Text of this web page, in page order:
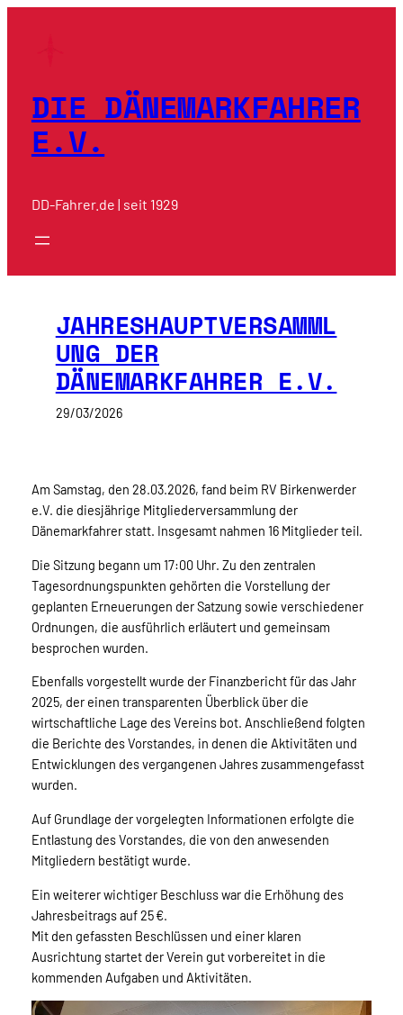
DIE DÄNEMARKFAHRER
E.V.
DD-Fahrer.de | seit 1929
JAHRESHAUPTVERSAMML
UNG DER
DÄNEMARKFAHRER E.V.
29/03/2026
Am Samstag, den 28.03.2026, fand beim RV Birkenwerder
e.V. die diesjährige Mitgliederversammlung der
Dänemarkfahrer statt. Insgesamt nahmen 16 Mitglieder teil.
Die Sitzung begann um 17:00 Uhr. Zu den zentralen
Tagesordnungspunkten gehörten die Vorstellung der
geplanten Erneuerungen der Satzung sowie verschiedener
Ordnungen, die ausführlich erläutert und gemeinsam
besprochen wurden.
Ebenfalls vorgestellt wurde der Finanzbericht für das Jahr
2025, der einen transparenten Überblick über die
wirtschaftliche Lage des Vereins bot. Anschließend folgten
die Berichte des Vorstandes, in denen die Aktivitäten und
Entwicklungen des vergangenen Jahres zusammengefasst
wurden.
Auf Grundlage der vorgelegten Informationen erfolgte die
Entlastung des Vorstandes, die von den anwesenden
Mitgliedern bestätigt wurde.
Ein weiterer wichtiger Beschluss war die Erhöhung des
Jahresbeitrags auf 25 €.
Mit den gefassten Beschlüssen und einer klaren
Ausrichtung startet der Verein gut vorbereitet in die
kommenden Aufgaben und Aktivitäten.